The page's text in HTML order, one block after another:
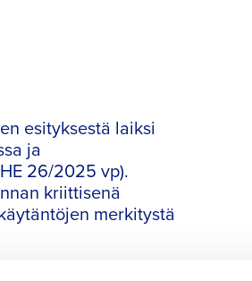
esityksestä laiksi
ja
26/2025 vp).
kriittisenä
merkitystä